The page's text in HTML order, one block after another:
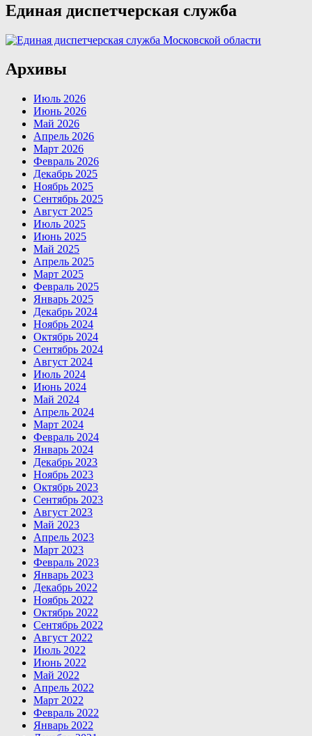
Единая диспетчерская служба
Архивы
Июль 2026
Июнь 2026
Май 2026
Апрель 2026
Март 2026
Февраль 2026
Декабрь 2025
Ноябрь 2025
Сентябрь 2025
Август 2025
Июль 2025
Июнь 2025
Май 2025
Апрель 2025
Март 2025
Февраль 2025
Январь 2025
Декабрь 2024
Ноябрь 2024
Октябрь 2024
Сентябрь 2024
Август 2024
Июль 2024
Июнь 2024
Май 2024
Апрель 2024
Март 2024
Февраль 2024
Январь 2024
Декабрь 2023
Ноябрь 2023
Октябрь 2023
Сентябрь 2023
Август 2023
Май 2023
Апрель 2023
Март 2023
Февраль 2023
Январь 2023
Декабрь 2022
Ноябрь 2022
Октябрь 2022
Сентябрь 2022
Август 2022
Июль 2022
Июнь 2022
Май 2022
Апрель 2022
Март 2022
Февраль 2022
Январь 2022